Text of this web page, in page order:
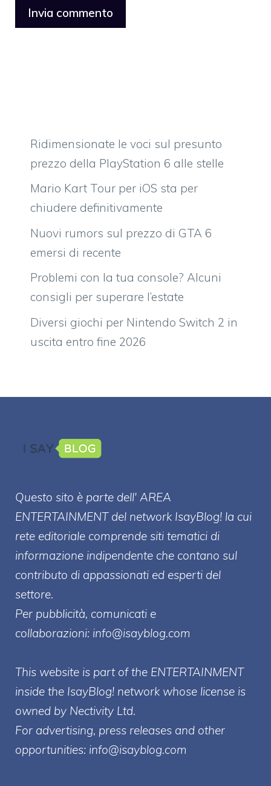
Ridimensionate le voci sul presunto
prezzo della PlayStation 6 alle stelle
Mario Kart Tour per iOS sta per
chiudere definitivamente
Nuovi rumors sul prezzo di GTA 6
emersi di recente
Problemi con la tua console? Alcuni
consigli per superare l’estate
Diversi giochi per Nintendo Switch 2 in
uscita entro fine 2026
Questo sito è parte dell' AREA
ENTERTAINMENT del network IsayBlog! la cui
rete editoriale comprende siti tematici di
informazione indipendente che contano sul
contributo di appassionati ed esperti del
settore.
Per pubblicità, comunicati e
collaborazioni: info@isayblog.com
This website is part of the ENTERTAINMENT
inside the IsayBlog! network whose license is
owned by Nectivity Ltd.
For advertising, press releases and other
opportunities: info@isayblog.com